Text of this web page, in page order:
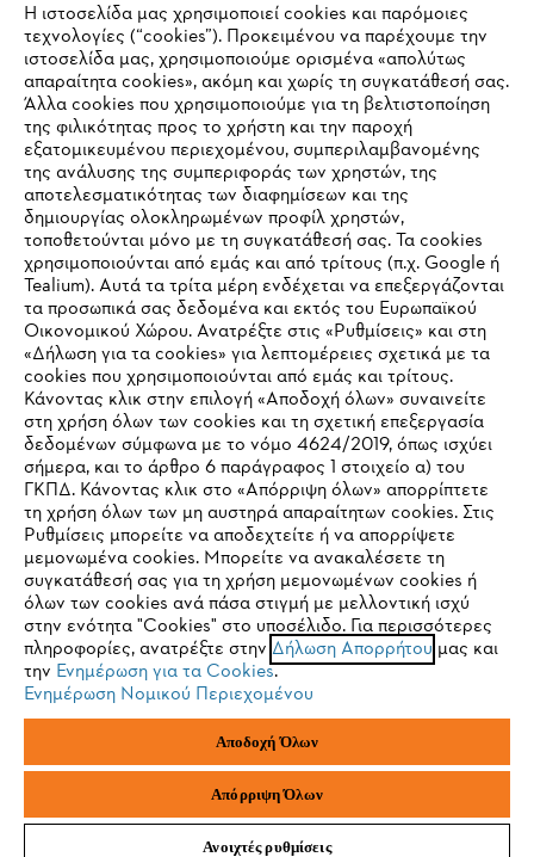
#STIHL
Εταιρεία
STIHL Συχνές ερωτήσεις
Service
Πολιτική απορρήτου Νομικό κείμενο Cookies
Νομικές πληροφορίες
ANDREAS STIHL ΜΟΝΟΠΡΟΣΩΠΗ A.E
145 64 Κηφισιά, Αθήνα
IHR BROWSER WIRD NICHT
UNTERSTÜTZT
Sie nutzen einen Browser, den wir noch nicht unterstützen. Für
eine optimale Nutzung unserer Seite empfehlen wir Ihnen, zu
einem der folgenden Browser zu wechseln:
Firefox Chrome
Η ιστοσελίδα μας χρησιμοποιεί cookies και παρόμοιες
τεχνολογίες (“cookies”). Προκειμένου να παρέχουμε την
ιστοσελίδα μας, χρησιμοποιούμε ορισμένα «απολύτως
απαραίτητα cookies», ακόμη και χωρίς τη συγκατάθεσή σας.
Άλλα cookies που χρησιμοποιούμε για τη βελτιστοποίηση
της φιλικότητας προς το χρήστη και την παροχή
εξατομικευμένου περιεχομένου, συμπεριλαμβανομένης
της ανάλυσης της συμπεριφοράς των χρηστών, της
αποτελεσματικότητας των διαφημίσεων και της
δημιουργίας ολοκληρωμένων προφίλ χρηστών,
τοποθετούνται μόνο με τη συγκατάθεσή σας. Τα cookies
χρησιμοποιούνται από εμάς και από τρίτους (π.χ. Google ή
Tealium). Αυτά τα τρίτα μέρη ενδέχεται να επεξεργάζονται
τα προσωπικά σας δεδομένα και εκτός του Ευρωπαϊκού
Οικονομικού Χώρου. Ανατρέξτε στις «Ρυθμίσεις» και στη
«Δήλωση για τα cookies» για λεπτομέρειες σχετικά με τα
cookies που χρησιμοποιούνται από εμάς και τρίτους.
Κάνοντας κλικ στην επιλογή «Αποδοχή όλων» συναινείτε
στη χρήση όλων των cookies και τη σχετική επεξεργασία
δεδομένων σύμφωνα με το νόμο 4624/2019, όπως ισχύει
σήμερα, και το άρθρο 6 παράγραφος 1 στοιχείο α) του
ΓΚΠΔ. Κάνοντας κλικ στο «Απόρριψη όλων» απορρίπτετε
τη χρήση όλων των μη αυστηρά απαραίτητων cookies. Στις
Ρυθμίσεις μπορείτε να αποδεχτείτε ή να απορρίψετε
μεμονωμένα cookies. Μπορείτε να ανακαλέσετε τη
συγκατάθεσή σας για τη χρήση μεμονωμένων cookies ή
όλων των cookies ανά πάσα στιγμή με μελλοντική ισχύ
στην ενότητα "Cookies" στο υποσέλιδο. Για περισσότερες
πληροφορίες, ανατρέξτε στην Δήλωση Απορρήτου μας και
την Ενημέρωση για τα Cookies.
Ενημέρωση Νομικού Περιεχομένου
Αποδοχή Όλων
Απόρριψη Όλων
Ανοιχτές ρυθμίσεις